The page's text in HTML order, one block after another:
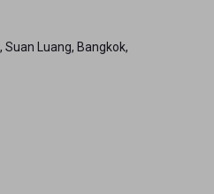
Suan Luang, Bangkok,